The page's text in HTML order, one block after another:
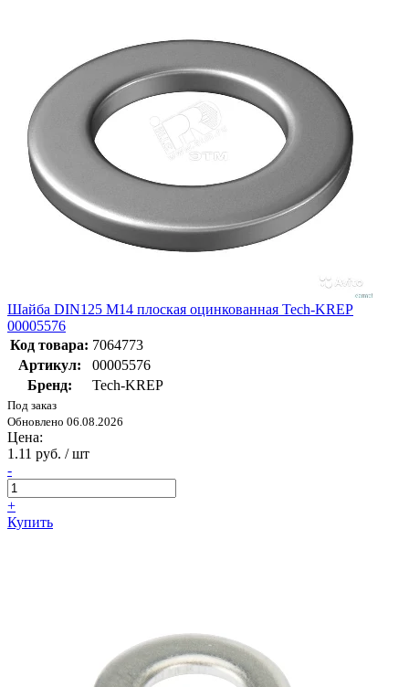
Шайба DIN125 М14 плоская оцинкованная Tech-KREP
00005576
Код товара: 7064773
Артикул:
00005576
Бренд:
Tech-KREP
Под заказ
Обновлено 06.08.2026
Цена:
1.11 руб. / шт
-
+
Купить